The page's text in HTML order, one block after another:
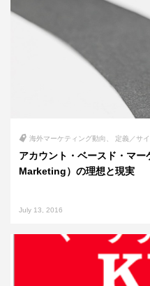
海外マーケティング動向 定義／サ
アカウント・ベースド・マ
Marketing）の理想と現実
July 13, 2016